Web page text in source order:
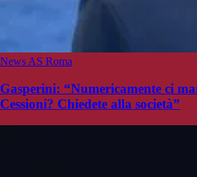
News AS Roma
Gasperini: “Numericamente ci
Cessioni? Chiedete alla società”